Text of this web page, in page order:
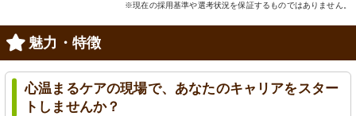
※現在の採用基準や選考状況を保証するものではありません。
魅力・特徴
心温まるケアの現場で、あなたのキャリアをスター
トしませんか？